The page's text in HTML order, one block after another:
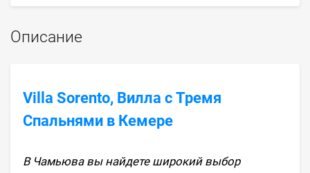
Описание
Villa Sorento, Вилла с Тремя
Спальнями в Кемере
В Чамьюва вы найдете широкий выбор